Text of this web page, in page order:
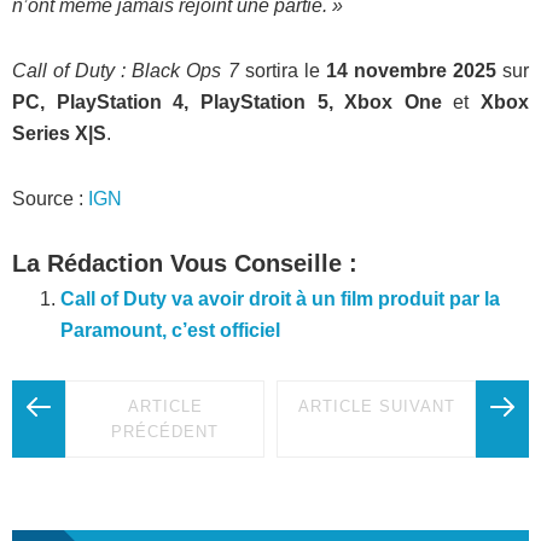
n’ont même jamais rejoint une partie. »
Call of Duty : Black Ops 7sortira le 14 novembre 2025sur
PC, PlayStation 4, PlayStation 5, Xbox Oneet Xbox
Series X|S.
Source : IGN
La Rédaction Vous Conseille :
Call of Duty va avoir droit à un film produit par la
Paramount, c’est officiel
ARTICLE
PRÉCÉDENT
ARTICLE SUIVANT